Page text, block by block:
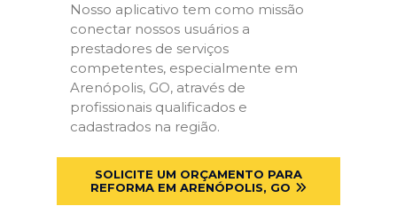
Nosso aplicativo tem como missão
conectar nossos usuários a
prestadores de serviços
competentes, especialmente em
Arenópolis, GO, através de
profissionais qualificados e
cadastrados na região.
SOLICITE UM ORÇAMENTO PARA
REFORMA EM ARENÓPOLIS, GO